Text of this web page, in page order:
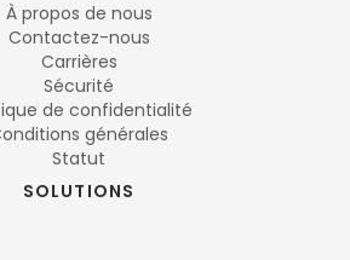
À propos de nous
Contactez-nous
Carrières
Sécurité
de confidentialité
générales
Statut
SOLUTIONS